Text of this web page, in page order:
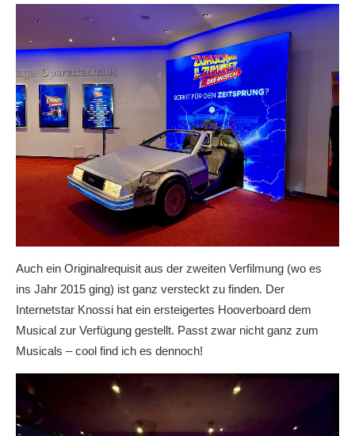
Auch ein Originalrequisit aus der zweiten Verfilmung (wo es
ins Jahr 2015 ging) ist ganz versteckt zu finden. Der
Internetstar Knossi hat ein ersteigertes Hooverboard dem
Musical zur Verfügung gestellt. Passt zwar nicht ganz zum
Musicals – cool find ich es dennoch!